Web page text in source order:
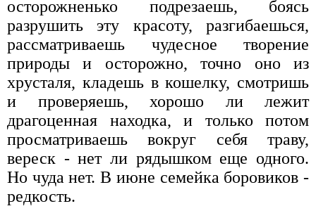
осторожненько подрезаешь, боясь
разрушить эту красоту, разгибаешься,
рассматриваешь чудесное творение
природы и осторожно, точно оно из
хрусталя, кладешь в кошелку, смотришь
и проверяешь, хорошо ли лежит
драгоценная находка, и только потом
просматриваешь вокруг себя траву,
вереск - нет ли рядышком еще одного.
Но чуда нет. В июне семейка боровиков -
редкость.